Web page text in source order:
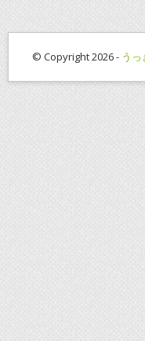
© Copyright 2026 - う